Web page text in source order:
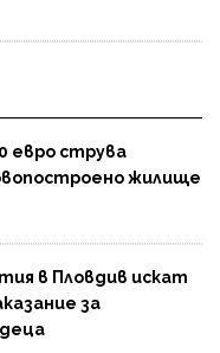
евро струва
жилище
в Пловдив искат
за